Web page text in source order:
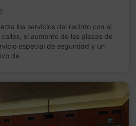
los servicios del recinto con el
el aumento de las plazas de
especial de seguridad y un
de